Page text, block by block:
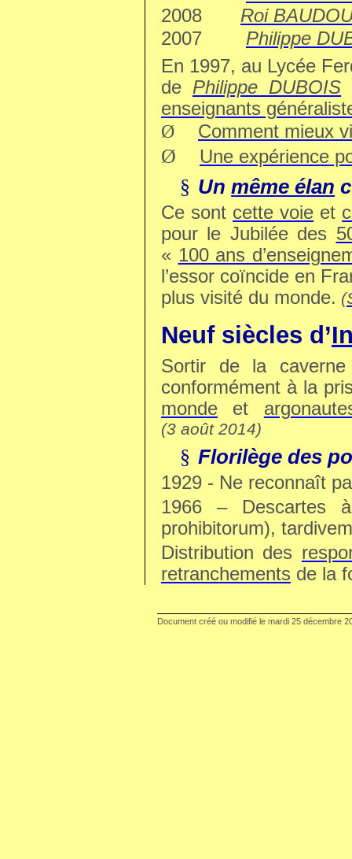
2008
Roi
2007
Philippe
En 1997, au Lycée
de Philippe DUBOIS
enseignants
Ø
Comment mieux
Ø Une expérience
§ Unmême élan
Ce sont cette voie et
pour le Jubilée des
« 100 ans
l’essor coïncide en
plus visité du monde. (
Neuf siècles d’
Sortir de la
conformément à la
mondeet
(3 août 2014)
§ Florilège des
1929 - Ne reconnaît
1966 – Descartes
prohibitorum),
Distribution des
retranchements de la
Document créé ou modifié le mardi 25 décembre